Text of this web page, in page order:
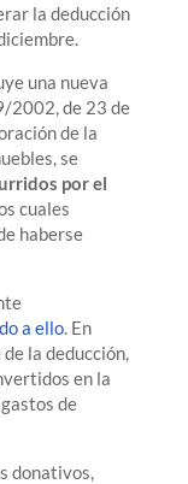
la deducción
una nueva
2002, de 23 de
de la
se
por el
cuales
haberse
a ello. En
la deducción,
en la
de
donativos,